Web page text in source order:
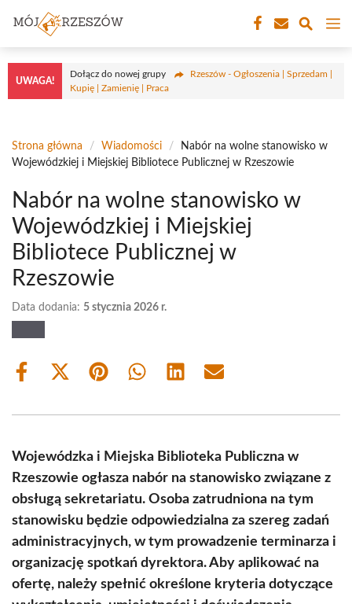
treści
UWAGA!
Dołącz do nowej grupy
Rzeszów - Ogłoszenia | Sprzedam |
Kupię | Zamienię | Praca
Strona główna / Wiadomości /
Nabór na wolne stanowisko w
Wojewódzkiej i Miejskiej Bibliotece Publicznej w Rzeszowie
Nabór na wolne stanowisko w
Wojewódzkiej i Miejskiej
Bibliotece Publicznej w
Rzeszowie
Data dodania: 5 stycznia 2026 r.
Share
Share
(Twitter)
Share Share Share Share
Wojewódzka i Miejska Biblioteka Publiczna w
Rzeszowie ogłasza nabór na stanowisko związane z
obsługą sekretariatu. Osoba zatrudniona na tym
stanowisku będzie odpowiedzialna za szereg zadań
administracyjnych, w tym prowadzenie terminarza i
organizację spotkań dyrektora. Aby aplikować na
ofertę, należy spełnić określone kryteria dotyczące